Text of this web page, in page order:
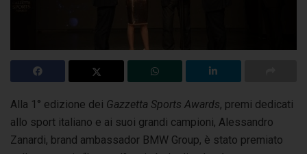
Alla 1° edizione dei Gazzetta Sports Awards, premi dedicati
allo sport italiano e ai suoi grandi campioni, Alessandro
Zanardi, brand ambassador BMW Group, è stato premiato